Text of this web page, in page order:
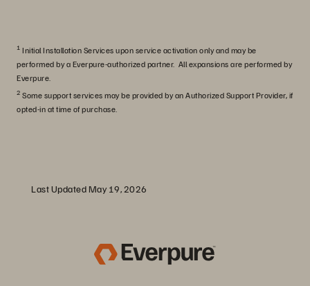
1 Initial Installation Services upon service activation only and may be
performed by a Everpure-authorized partner. All expansions are performed by
Everpure.
2 Some support services may be provided by an Authorized Support Provider, if
opted-in at time of purchase.
Last Updated May 19, 2026